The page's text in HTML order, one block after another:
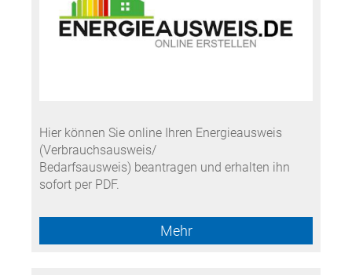
Hier können Sie online Ihren Energieausweis
(Verbrauchsausweis/
Bedarfsausweis) beantragen und erhalten ihn
sofort per PDF.
Mehr